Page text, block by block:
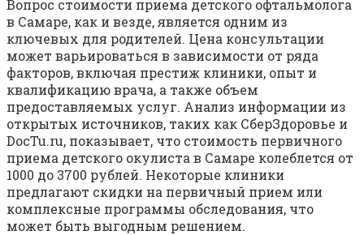
Вопрос стоимости приема детского офтальмолога
в Самаре, как и везде, является одним из
ключевых для родителей. Цена консультации
может варьироваться в зависимости от ряда
факторов, включая престиж клиники, опыт и
квалификацию врача, а также объем
предоставляемых услуг. Анализ информации из
открытых источников, таких как СберЗдоровье и
DocTu.ru, показывает, что стоимость первичного
приема детского окулиста в Самаре колеблется от
1000 до 3700 рублей. Некоторые клиники
предлагают скидки на первичный прием или
комплексные программы обследования, что
может быть выгодным решением.